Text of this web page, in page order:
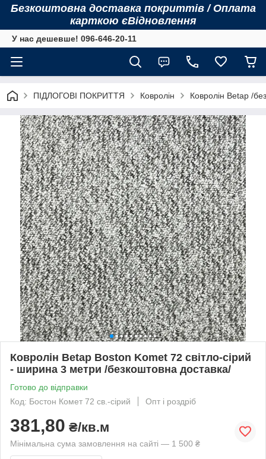
Безкоштовна доставка покриттів / Оплата
карткою єВідновлення
У нас дешевше! 096-646-20-11
ПІДЛОГОВІ ПОКРИТТЯ Ковролін Ковролін Betap /
Ковролін Betap Boston Komet 72 світло-сірий
- ширина 3 метри /безкоштовна доставка/
Готово до відправки
Код: Бостон Комет 72 св.-сірий
Опт і роздріб
381,80 ₴/кв.м
Мінімальна сума замовлення на сайті — 1 500 ₴